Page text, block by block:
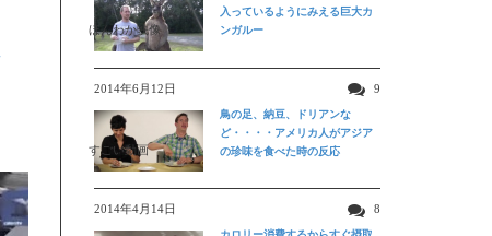
ほんわか映像
入っているようにみえる巨大カ
ンガルー
2014年6月12日 9
すごい動画
鳥の足、納豆、ドリアンな
ど・・・・アメリカ人がアジア
の珍味を食べた時の反応
2014年4月14日 8